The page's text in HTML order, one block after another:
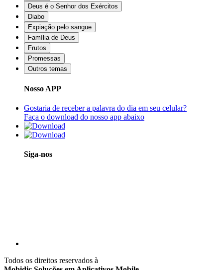
Deus é o Senhor dos Exércitos
Diabo
Expiação pelo sangue
Família de Deus
Frutos
Promessas
Outros temas
Nosso APP
Gostaria de receber a palavra do dia em seu celular?
Faça o download do nosso app abaixo
Siga-nos
Todos os direitos reservados à